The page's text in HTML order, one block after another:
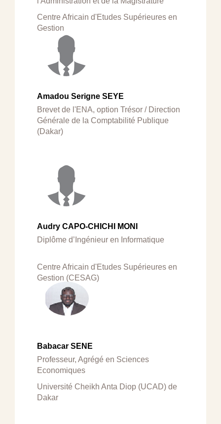
Centre Africain d'Etudes Supérieures en
Gestion
Amadou Serigne SEYE
Brevet de l'ENA, option Trésor / Direction
Générale de la Comptabilité Publique
(Dakar)
Audry CAPO-CHICHI MONI
Diplôme d’Ingénieur en Informatique
Centre Africain d'Etudes Supérieures en
Gestion (CESAG)
Babacar SENE
Professeur, Agrégé en Sciences
Economiques
Université Cheikh Anta Diop (UCAD) de
Dakar